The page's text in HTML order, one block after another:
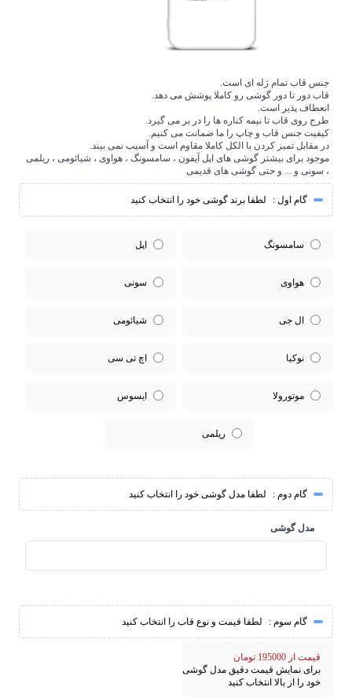
جنس قاب تمام ژله ای است.
قاب دور تا دور گوشی رو کاملا پوشش می دهد.
انعطاف پذیر است.
طرح روی قاب تا نیمه کناره ها را در بر می گیرد.
کیفیت جنس قاب و چاپ را ما ضمانت می کنیم.
در مقابل تمیز کردن با الکل کاملا مقاوم است و آسیب نمی بیند.
موجود برای بیشتر گوشی های اپل آیفون ، سامسونگ ، هواوی ، شیائومی ، ریلمی
، سونی و ... و حتی گوشی های قدیمی
گام اول : لطفا برند گوشی خود را انتخاب کنید
سامسونگ اپل
هواوی سونی
ال جی شیائومی
نوکیا اچ تی سی
موتورولا ایسوس
ریلمی
گام دوم : لطفا مدل گوشی خود را انتخاب کنید
مدل گوشی
گام سوم : لطفا قیمت و نوع قاب را انتخاب کنید
قیمت از 195000 تومان
برای نمایش قیمت دقیق مدل گوشی
خود را از بالا انتخاب کنید